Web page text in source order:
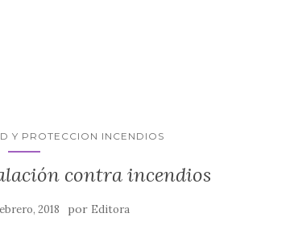
Y PROTECCION INCENDIOS
contra incendios
2018 por Editora